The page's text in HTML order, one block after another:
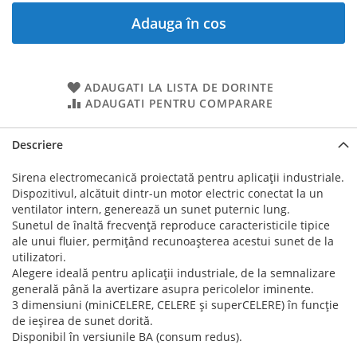
Adauga în cos
ADAUGATI LA LISTA DE DORINTE
ADAUGATI PENTRU COMPARARE
Descriere
Sirena electromecanică proiectată pentru aplicații industriale.
Dispozitivul, alcătuit dintr-un motor electric conectat la un
ventilator intern, generează un sunet puternic lung.
Sunetul de înaltă frecvență reproduce caracteristicile tipice
ale unui fluier, permițând recunoașterea acestui sunet de la
utilizatori.
Alegere ideală pentru aplicații industriale, de la semnalizare
generală până la avertizare asupra pericolelor iminente.
3 dimensiuni (miniCELERE, CELERE și superCELERE) în funcție
de ieșirea de sunet dorită.
Disponibil în versiunile BA (consum redus).